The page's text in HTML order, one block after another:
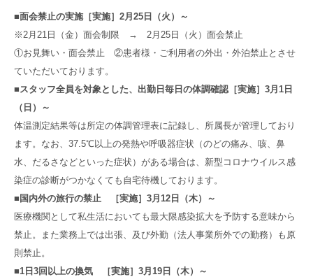
■面会禁止の実施［実施］2月25日（火）～
※2月21日（金）面会制限 → 2月25日（火）面会禁止
①お見舞い・面会禁止 ②患者様・ご利用者の外出・外泊禁止とさせ
ていただいております。
■スタッフ全員を対象とした、出勤日毎日の体調確認［実施］3月1日
（日）～
体温測定結果等は所定の体調管理表に記録し、所属長が管理しており
ます。なお、37.5℃以上の発熱や呼吸器症状（のどの痛み、咳、鼻
水、だるさなどといった症状）がある場合は、新型コロナウイルス感
染症の診断がつかなくても自宅待機しております。
■国内外の旅行の禁止 ［実施］3月12日（木）～
医療機関として私生活においても最大限感染拡大を予防する意味から
禁止。また業務上では出張、及び外勤（法人事業所外での勤務）も原
則禁止。
■1日3回以上の換気 ［実施］3月19日（木）～